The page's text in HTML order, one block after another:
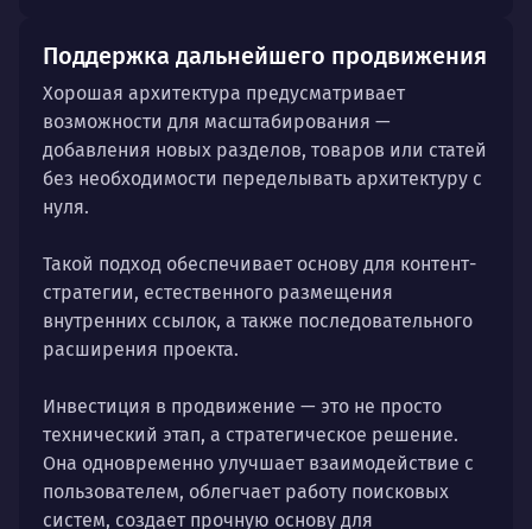
Поддержка дальнейшего продвижения
Хорошая архитектура предусматривает
возможности для масштабирования —
добавления новых разделов, товаров или статей
без необходимости переделывать архитектуру с
нуля.
Такой подход обеспечивает основу для контент-
стратегии, естественного размещения
внутренних ссылок, а также последовательного
расширения проекта.
Инвестиция в продвижение — это не просто
технический этап, а стратегическое решение.
Она одновременно улучшает взаимодействие с
пользователем, облегчает работу поисковых
систем, создает прочную основу для